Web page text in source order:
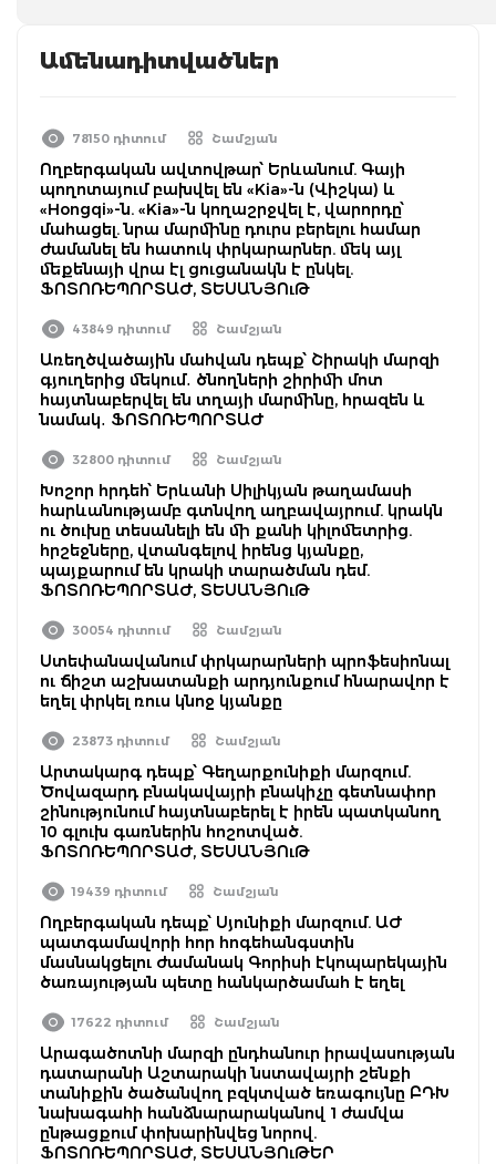
Ամենադիտվածներ
78150 դիտում Շամշյան
Ողբերգական ավտովթար՝ Երևանում. Գայի
պողոտայում բախվել են «Kia»-ն (Վիշկա) և
«Hongqi»-ն. «Kia»-ն կողաշրջվել է, վարորդը՝
մահացել. նրա մարմինը դուրս բերելու համար
ժամանել են հատուկ փրկարարներ. մեկ այլ
մեքենայի վրա էլ ցուցանակն է ընկել.
ՖՈՏՈՌԵՊՈՐՏԱԺ, ՏԵՍԱՆՅՈւԹ
43849 դիտում Շամշյան
Առեղծվածային մահվան դեպք՝ Շիրակի մարզի
գյուղերից մեկում․ ծնողների շիրիմի մոտ
հայտնաբերվել են տղայի մարմինը, հրազեն և
նամակ․ ՖՈՏՈՌԵՊՈՐՏԱԺ
32800 դիտում Շամշյան
Խոշոր հրդեհ՝ Երևանի Սիլիկյան թաղամասի
հարևանությամբ գտնվող աղբավայրում. կրակն
ու ծուխը տեսանելի են մի քանի կիլոմետրից.
հրշեջները, վտանգելով իրենց կյանքը,
պայքարում են կրակի տարածման դեմ.
ՖՈՏՈՌԵՊՈՐՏԱԺ, ՏԵՍԱՆՅՈւԹ
30054 դիտում Շամշյան
Ստեփանավանում փրկարարների պրոֆեսիոնալ
ու ճիշտ աշխատանքի արդյունքում հնարավոր է
եղել փրկել ռուս կնոջ կյանքը
23873 դիտում Շամշյան
Արտակարգ դեպք՝ Գեղարքունիքի մարզում.
Ծովազարդ բնակավայրի բնակիչը գետնափոր
շինությունում հայտնաբերել է իրեն պատկանող
10 գլուխ գառներին հոշոտված.
ՖՈՏՈՌԵՊՈՐՏԱԺ, ՏԵՍԱՆՅՈւԹ
19439 դիտում Շամշյան
Ողբերգական դեպք՝ Սյունիքի մարզում. ԱԺ
պատգամավորի հոր հոգեհանգստին
մասնակցելու ժամանակ Գորիսի էկոպարեկային
ծառայության պետը հանկարծամահ է եղել
17622 դիտում Շամշյան
Արագածոտնի մարզի ընդհանուր իրավասության
դատարանի Աշտարակի նստավայրի շենքի
տանիքին ծածանվող բզկտված եռագույնը ԲԴԽ
նախագահի հանձնարարականով 1 ժամվա
ընթացքում փոխարինվեց նորով.
ՖՈՏՈՌԵՊՈՐՏԱԺ, ՏԵՍԱՆՅՈւԹԵՐ